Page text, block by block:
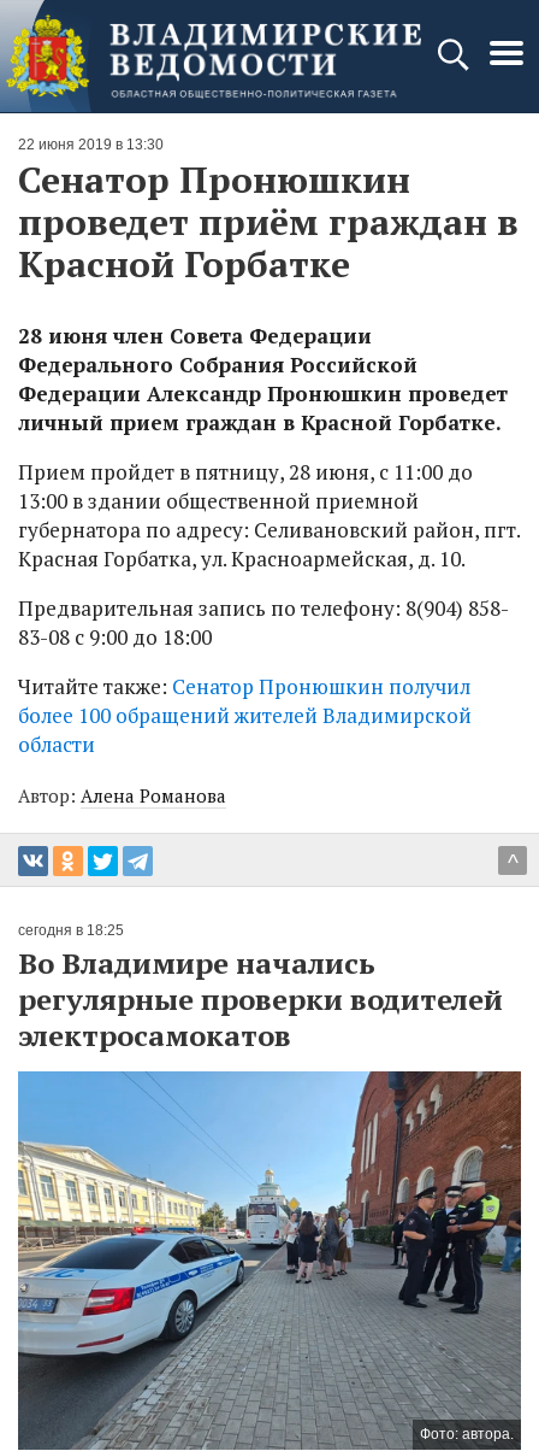
22 июня 2019 в 13:30
Сенатор Пронюшкин
проведет приём граждан в
Красной Горбатке
28 июня член Совета Федерации
Федерального Собрания Российской
Федерации Александр Пронюшкин проведет
личный прием граждан в Красной Горбатке.
Прием пройдет в пятницу, 28 июня, с 11:00 до
13:00 в здании общественной приемной
губернатора по адресу: Селивановский район, пгт.
Красная Горбатка, ул. Красноармейская, д. 10.
Предварительная запись по телефону: 8(904) 858-
83-08 с 9:00 до 18:00
Читайте также: Сенатор Пронюшкин получил
более 100 обращений жителей Владимирской
области
Автор: Алена Романова
^
сегодня в 18:25
Во Владимире начались
регулярные проверки водителей
электросамокатов
Фото: автора.